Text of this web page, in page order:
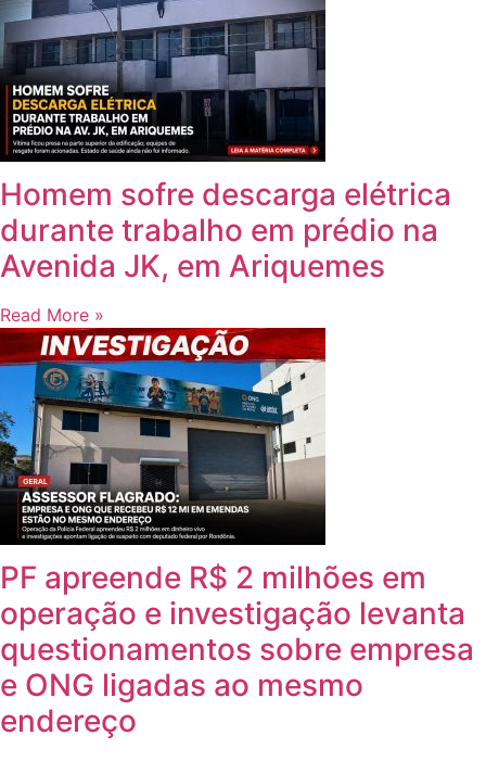
Homem sofre descarga elétrica
durante trabalho em prédio na
Avenida JK, em Ariquemes
Read More »
PF apreende R$ 2 milhões em
operação e investigação levanta
questionamentos sobre empresa
e ONG ligadas ao mesmo
endereço